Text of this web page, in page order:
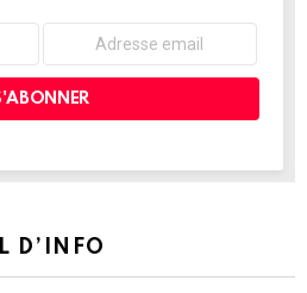
D’INFO